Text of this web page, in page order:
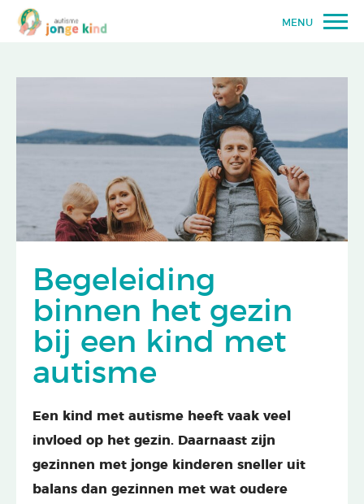
MENU
Begeleiding
binnen het gezin
bij een kind met
autisme
Een kind met autisme heeft vaak veel
invloed op het gezin. Daarnaast zijn
gezinnen met jonge kinderen sneller uit
balans dan gezinnen met wat oudere